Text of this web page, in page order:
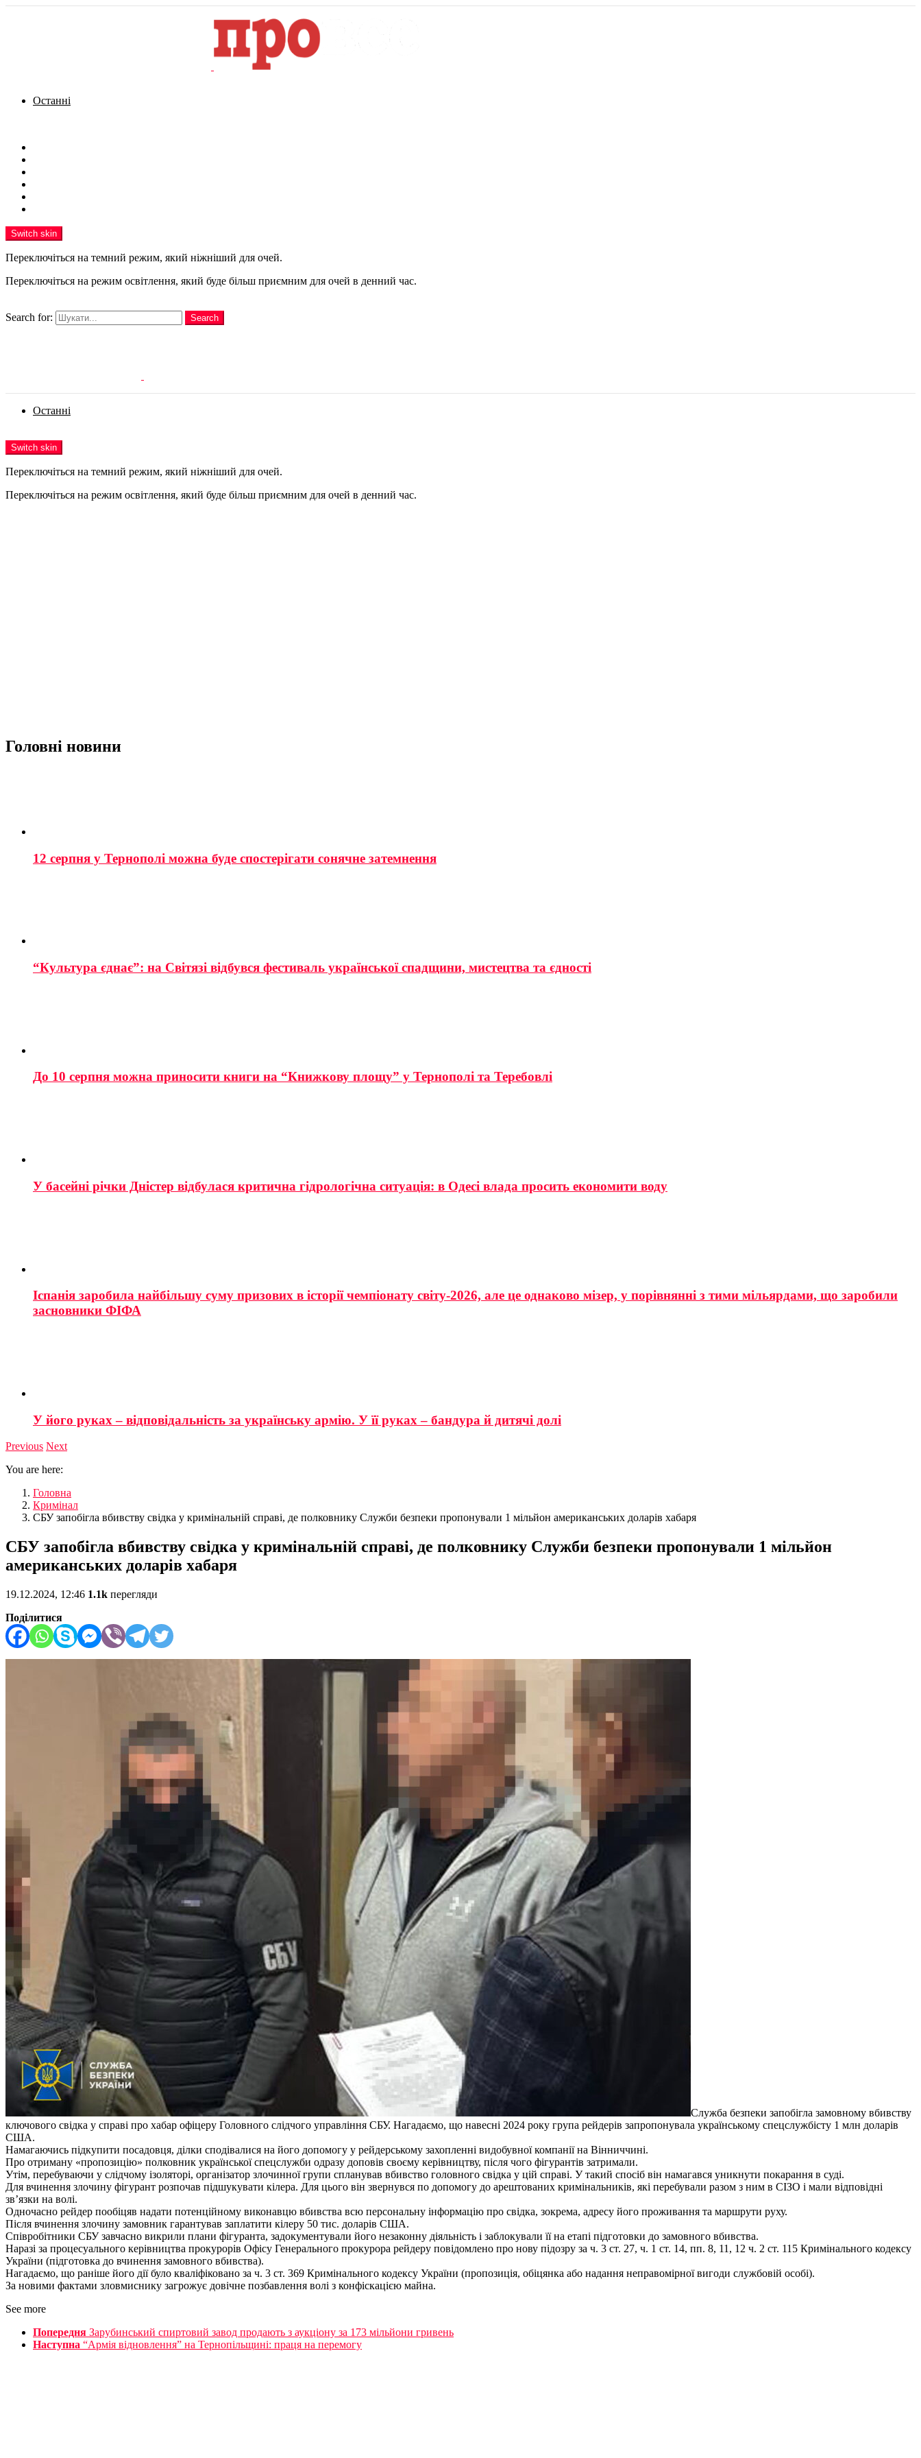
Останні
Switch skin
Переключіться на темний режим, який ніжніший для очей.
Переключіться на режим освітлення, який буде більш приємним для очей в денний час.
Search for:
Search
Останні
Switch skin
Переключіться на темний режим, який ніжніший для очей.
Переключіться на режим освітлення, який буде більш приємним для очей в денний час.
Головні новини
12 серпня у Тернополі можна буде спостерігати сонячне затемнення
“Культура єднає”: на Світязі відбувся фестиваль української спадщини, мистецтва та єдності
До 10 серпня можна приносити книги на “Книжкову площу” у Тернополі та Теребовлі
У басейні річки Дністер відбулася критична гідрологічна ситуація: в Одесі влада просить економити воду
Іспанія заробила найбільшу суму призових в історії чемпіонату світу-2026, але це однаково мізер, у порівнянні з тими мільярдами, що заробили
засновники ФІФА
У його руках – відповідальність за українську армію. У її руках – бандура й дитячі долі
Previous Next
You are here:
Головна
Кримінал
СБУ запобігла вбивству свідка у кримінальній справі, де полковнику Служби безпеки пропонували 1 мільйон американських доларів хабаря
СБУ запобігла вбивству свідка у кримінальній справі, де полковнику Служби безпеки пропонували 1 мільйон
американських доларів хабаря
19.12.2024, 12:46 1.1k перегляди
Поділитися
Служба безпеки запобігла замовному вбивству
ключового свідка у справі про хабар офіцеру Головного слідчого управління СБУ. Нагадаємо, що навесні 2024 року група рейдерів запропонувала українському спецслужбісту 1 млн доларів
США.
Намагаючись підкупити посадовця, ділки сподівалися на його допомогу у рейдерському захопленні видобувної компанії на Вінниччині.
Про отриману «пропозицію» полковник української спецслужби одразу доповів своєму керівництву, після чого фігурантів затримали.
Утім, перебуваючи у слідчому ізоляторі, організатор злочинної групи спланував вбивство головного свідка у цій справі. У такий спосіб він намагався уникнути покарання в суді.
Для вчинення злочину фігурант розпочав підшукувати кілера. Для цього він звернувся по допомогу до арештованих кримінальників, які перебували разом з ним в СІЗО і мали відповідні
зв’язки на волі.
Одночасно рейдер пообіцяв надати потенційному виконавцю вбивства всю персональну інформацію про свідка, зокрема, адресу його проживання та маршрути руху.
Після вчинення злочину замовник гарантував заплатити кілеру 50 тис. доларів США.
Співробітники СБУ завчасно викрили плани фігуранта, задокументували його незаконну діяльність і заблокували її на етапі підготовки до замовного вбивства.
Наразі за процесуального керівництва прокурорів Офісу Генерального прокурора рейдеру повідомлено про нову підозру за ч. 3 ст. 27, ч. 1 ст. 14, пп. 8, 11, 12 ч. 2 ст. 115 Кримінального кодексу
України (підготовка до вчинення замовного вбивства).
Нагадаємо, що раніше його дії було кваліфіковано за ч. 3 ст. 369 Кримінального кодексу України (пропозиція, обіцянка або надання неправомірної вигоди службовій особі).
За новими фактами зловмиснику загрожує довічне позбавлення волі з конфіскацією майна.
See more
Попередня Зарубинський спиртовий завод продають з аукціону за 173 мільйони гривень
Наступна “Армія відновлення” на Тернопільщині: праця на перемогу